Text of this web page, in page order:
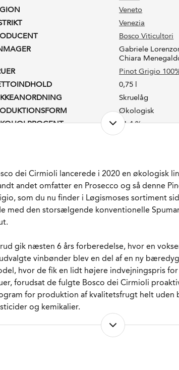
Veneto
Venezia
Bosco Viticultori
Gabriele
Chiara
Pinot Grigio
0,75 l
Skruelåg
Økologisk
11,4 %
ordretilgang.
HOLDBARHED
1-2 år fra høståret.
TEMPERATUR
7 - 9°C
Flaske (75 cl)
dei Cirmioli lancerede i 2020 en økologisk
andet omfatter en Prosecco og så denne
som du nu finder i Løgismoses sortiment
med den storsælgende konventionelle
gik næsten 6 års forberedelse, hvor en
vinbønder blev en del af en ny
hvor de fik en lidt højere indvejningspris
forudsat de fulgte Bosco dei Cirmioli
for produktion af kvalitetsfrugt helt uden
og kemikalier.
veksles efterfølgende til vin i et særligt